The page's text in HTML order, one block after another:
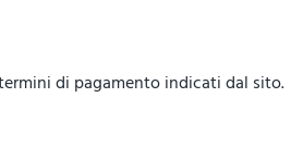
di pagamento indicati dal sito.